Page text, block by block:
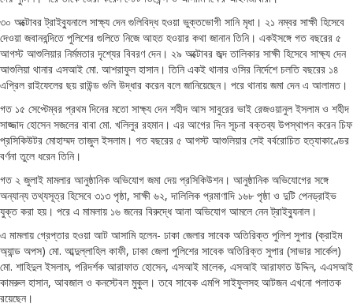
৩০ অক্টোবর ট্রাইব্যুনালে সাক্ষ্য দেন গুলিবিদ্ধ হওয়া ভুক্তভোগী সানি মৃধা। ২১ নম্বর সাক্ষী হিসেবে
দেওয়া জবানবন্দিতে পুলিশের গুলিতে নিজে আহত হওয়ার কথা জানান তিনি। একইসঙ্গে গত বছরের ৫
আগস্ট আশুলিয়ার নির্মমতার দৃশ্যের বিবরণ দেন। ২৯ অক্টোবর জব্দ তালিকার সাক্ষী হিসেবে সাক্ষ্য দেন
আশুলিয়া থানার এসআই মো. আশরাফুল হাসান। তিনি একই থানার ওসির নির্দেশে চলতি বছরের ১৪
এপ্রিল রাইফেলের ছয় রাউন্ড গুলি উদ্ধার করেন বলে জানিয়েছেন। পরে থানায় জমা দেন এ আলামত।
গত ১৫ সেপ্টেম্বর প্রথম দিনের মতো সাক্ষ্য দেন শহীদ আস সাবুরের ভাই রেজওয়ানুল ইসলাম ও শহীদ
সাজ্জাদ হোসেন সজলের বাবা মো. খলিলুর রহমান। এর আগের দিন সূচনা বক্তব্য উপস্থাপন করেন চিফ
প্রসিকিউটর মোহাম্মদ তাজুল ইসলাম। গত বছরের ৫ আগস্ট আশুলিয়ার সেই বর্বরোচিত হত্যাকাণ্ডের
বর্ণনা তুলে ধরেন তিনি।
গত ২ জুলাই মামলার আনুষ্ঠানিক অভিযোগ জমা দেয় প্রসিকিউশন। আনুষ্ঠানিক অভিযোগের সঙ্গে
অন্যান্য তথ্যসূত্র হিসেবে ৩১৩ পৃষ্ঠা, সাক্ষী ৬২, দালিলিক প্রমাণাদি ১৬৮ পৃষ্ঠা ও দুটি পেনড্রাইভ
যুক্ত করা হয়। পরে এ মামলায় ১৬ জনের বিরুদ্ধে আনা অভিযোগ আমলে নেন ট্রাইব্যুনাল।
এ মামলায় গ্রেপ্তার হওয়া আট আসামি হলেন- ঢাকা জেলার সাবেক অতিরিক্ত পুলিশ সুপার (ক্রাইম
অ্যান্ড অপস) মো. আব্দুল্লাহিল কাফী, ঢাকা জেলা পুলিশের সাবেক অতিরিক্ত সুপার (সাভার সার্কেল)
মো. শাহিদুল ইসলাম, পরিদর্শক আরাফাত হোসেন, এসআই মালেক, এসআই আরাফাত উদ্দিন, এএসআই
কামরুল হাসান, আবজাল ও কনস্টেবল মুকুল। তবে সাবেক এমপি সাইফুলসহ আটজন এখনো পলাতক
রয়েছেন।